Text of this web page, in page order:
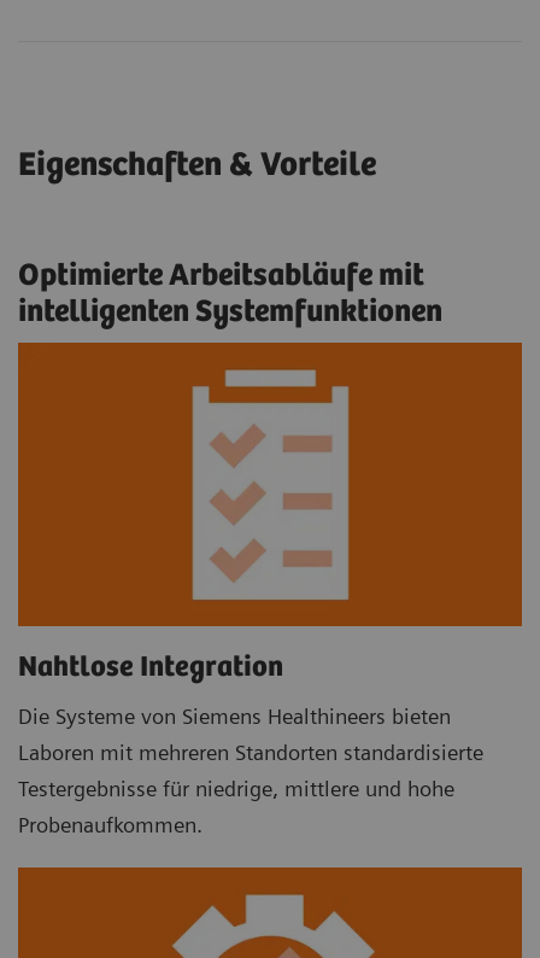
Eigenschaften & Vorteile
Optimierte Arbeitsabläufe mit
intelligenten Systemfunktionen
Nahtlose Integration
Die Systeme von Siemens Healthineers bieten
Laboren mit mehreren Standorten standardisierte
Testergebnisse für niedrige, mittlere und hohe
Probenaufkommen.